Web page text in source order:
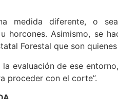
medida diferente, o
horcones. Asimismo, se
Forestal que son
evaluación de ese
proceder con el corte”.